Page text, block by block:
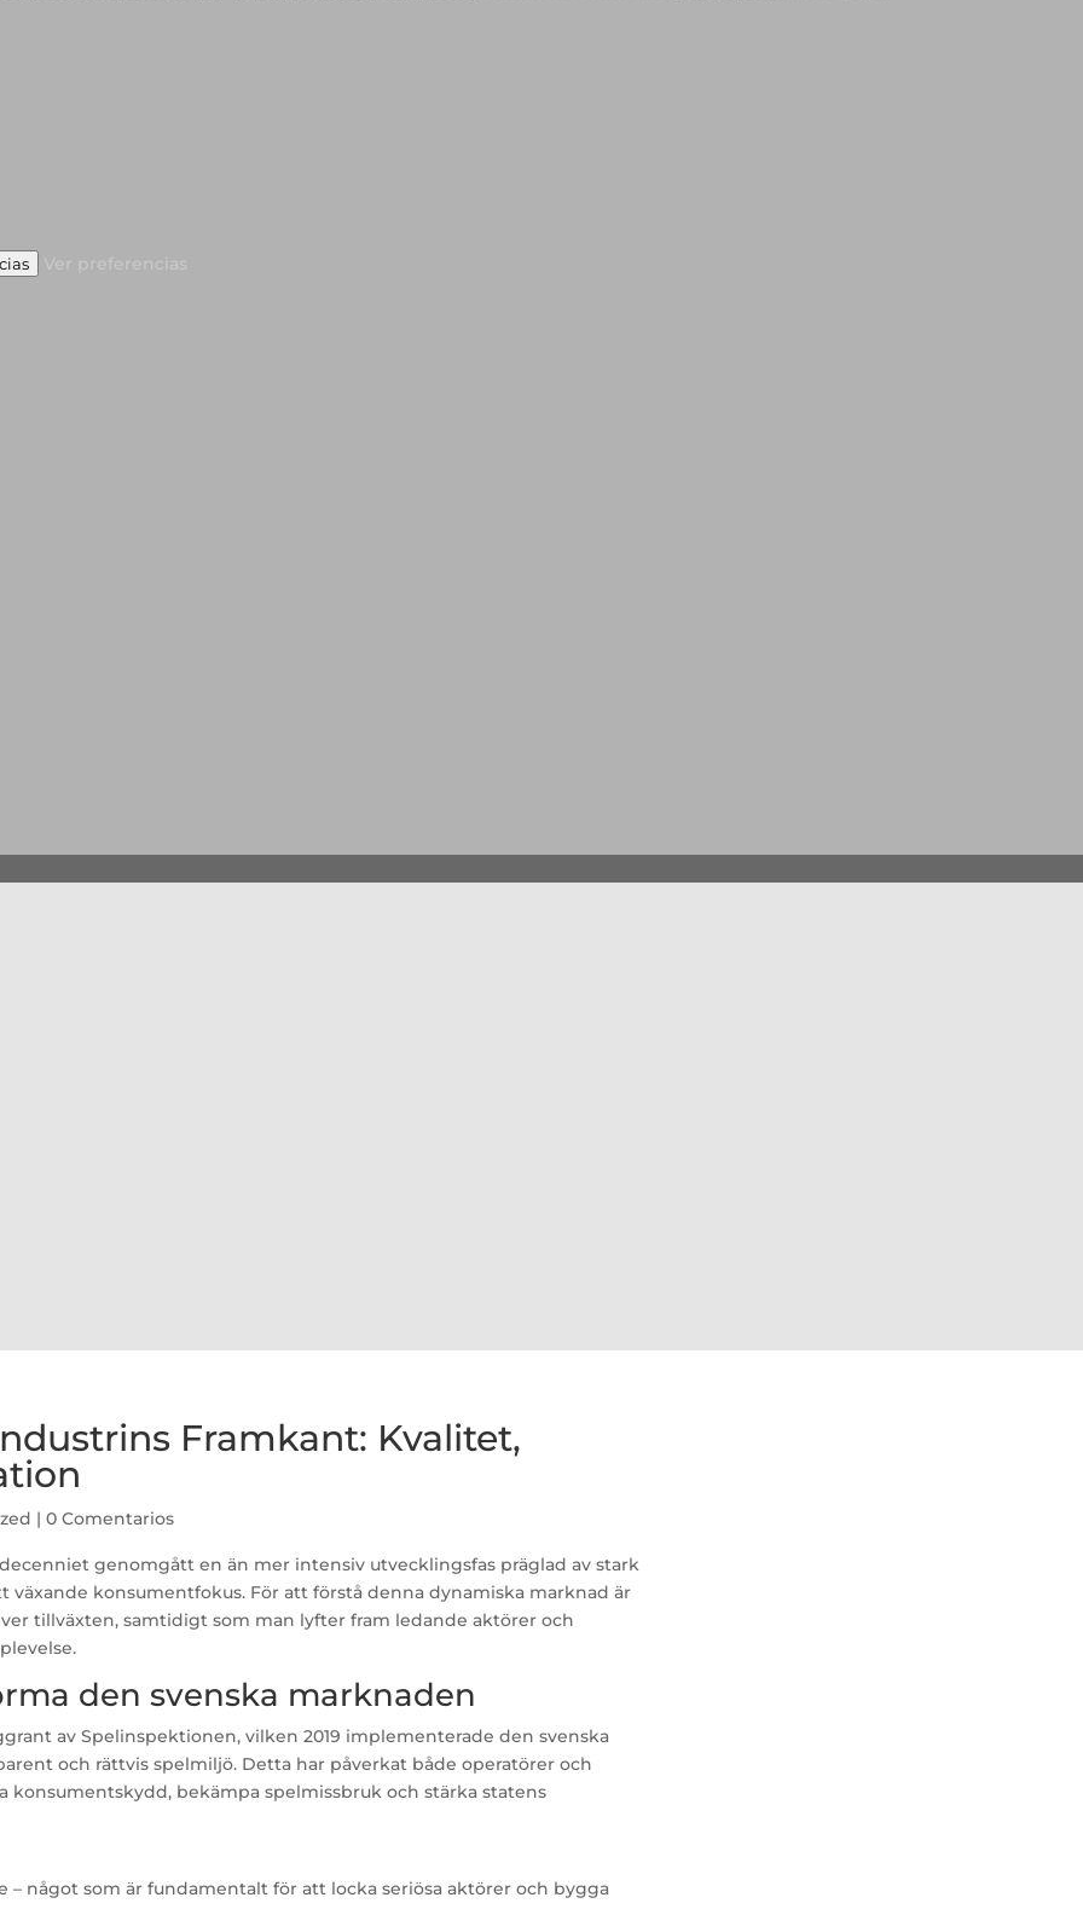
Framkant: Kvalitet,
|0 Comentarios
genomgått en än mer intensiv utvecklingsfas präglad av stark
konsumentfokus. För att förstå denna dynamiska marknad är
tillväxten, samtidigt som man lyfter fram ledande aktörer och
den svenska marknaden
av Spelinspektionen, vilken 2019 implementerade den svenska
och rättvis spelmiljö. Detta har påverkat både operatörer och
bekämpa spelmissbruk och stärka statens
– något som är fundamentalt för att locka seriösa aktörer och bygga